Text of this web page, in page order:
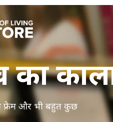
का
फ्रेम और भी बहुत कुछ